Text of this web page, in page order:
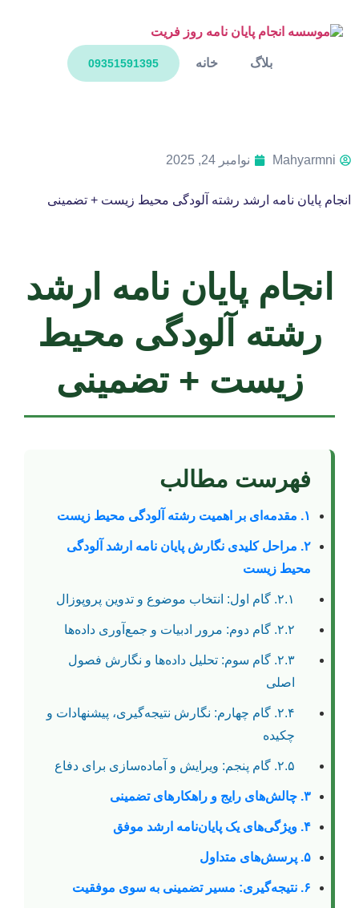
خانه بلاگ 09351591395
Mahyarmni نوامبر 24, 2025
انجام پایان نامه ارشد رشته آلودگی محیط زیست + تضمینی
انجام پایان نامه ارشد
رشته آلودگی محیط
زیست + تضمینی
فهرست مطالب
۱. مقدمه‌ای بر اهمیت رشته آلودگی محیط زیست
۲. مراحل کلیدی نگارش پایان نامه ارشد آلودگی
محیط زیست
۲.۱. گام اول: انتخاب موضوع و تدوین پروپوزال
۲.۲. گام دوم: مرور ادبیات و جمع‌آوری داده‌ها
۲.۳. گام سوم: تحلیل داده‌ها و نگارش فصول
اصلی
۲.۴. گام چهارم: نگارش نتیجه‌گیری، پیشنهادات و
چکیده
۲.۵. گام پنجم: ویرایش و آماده‌سازی برای دفاع
۳. چالش‌های رایج و راهکارهای تضمینی
۴. ویژگی‌های یک پایان‌نامه ارشد موفق
۵. پرسش‌های متداول
۶. نتیجه‌گیری: مسیر تضمینی به سوی موفقیت